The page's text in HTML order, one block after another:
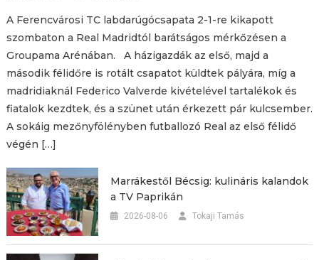
A Ferencvárosi TC labdarúgócsapata 2-1-re kikapott
szombaton a Real Madridtól barátságos mérkőzésen a
Groupama Arénában. A házigazdák az első, majd a
második félidőre is rotált csapatot küldtek pályára, míg a
madridiaknál Federico Valverde kivételével tartalékok és
fiatalok kezdtek, és a szünet után érkezett pár kulcsember.
A sokáig mezőnyfölényben futballozó Real az első félidő
végén […]
Marrákestől Bécsig: kulináris kalandok
a TV Paprikán
2026-08-06 Tokaji Tamás